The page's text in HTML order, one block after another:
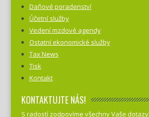
Daňové poradenství
Účetní služby
Vedení mzdové agendy
Ostatní ekonomické služby
Tax News
Tisk
Kontakt
KONTAKTUJTE NÁS!
S radostí zodpovíme všechny Vaše dotazy